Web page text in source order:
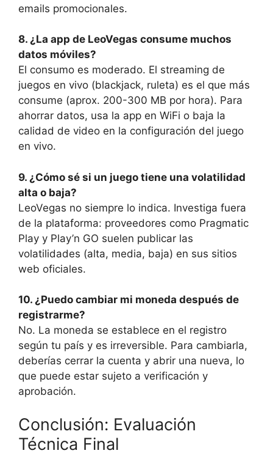
emails promocionales.
8. ¿La app de LeoVegas consume muchos
datos móviles?
El consumo es moderado. El streaming de
juegos en vivo (blackjack, ruleta) es el que más
consume (aprox. 200-300 MB por hora). Para
ahorrar datos, usa la app en WiFi o baja la
calidad de video en la configuración del juego
en vivo.
9. ¿Cómo sé si un juego tiene una volatilidad
alta o baja?
LeoVegas no siempre lo indica. Investiga fuera
de la plataforma: proveedores como Pragmatic
Play y Play’n GO suelen publicar las
volatilidades (alta, media, baja) en sus sitios
web oficiales.
10. ¿Puedo cambiar mi moneda después de
registrarme?
No. La moneda se establece en el registro
según tu país y es irreversible. Para cambiarla,
deberías cerrar la cuenta y abrir una nueva, lo
que puede estar sujeto a verificación y
aprobación.
Conclusión: Evaluación
Técnica Final